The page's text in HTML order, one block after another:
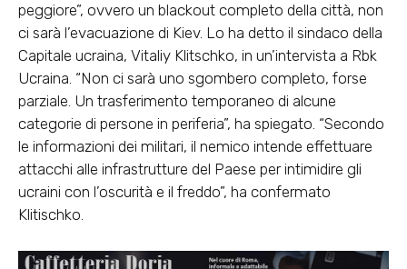
peggiore”, ovvero un blackout completo della città, non
ci sarà l’evacuazione di Kiev. Lo ha detto il sindaco della
Capitale ucraina, Vitaliy Klitschko, in un’intervista a Rbk
Ucraina. “Non ci sarà uno sgombero completo, forse
parziale. Un trasferimento temporaneo di alcune
categorie di persone in periferia”, ha spiegato. “Secondo
le informazioni dei militari, il nemico intende effettuare
attacchi alle infrastrutture del Paese per intimidire gli
ucraini con l’oscurità e il freddo”, ha confermato
Klitischko.